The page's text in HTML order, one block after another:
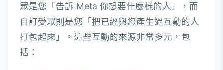
眾是您「告訴 Meta 你想要什麼樣的人」，而
自訂受眾則是您「把已經與您產生過互動的人
打包起來」。這些互動的來源非常多元，包
括：